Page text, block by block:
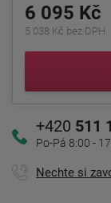
6 095 Kč
5 038 Kč bez DPH
+420 511
Po-Pá 8:00 -
Nechte si